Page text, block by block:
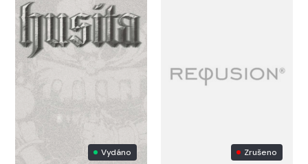
Vydáno Zrušeno